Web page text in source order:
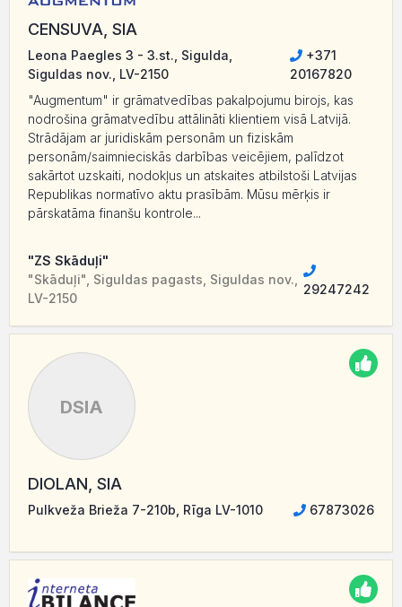
CENSUVA, SIA
Leona Paegles 3 - 3.st., Sigulda,
Siguldas nov., LV-2150
+371
20167820
"Augmentum" ir grāmatvedības pakalpojumu birojs, kas
nodrošina grāmatvedību attālināti klientiem visā Latvijā.
Strādājam ar juridiskām personām un fiziskām
personām/saimnieciskās darbības veicējiem, palīdzot
sakārtot uzskaiti, nodokļus un atskaites atbilstoši Latvijas
Republikas normatīvo aktu prasībām. Mūsu mērķis ir
pārskatāma finanšu kontrole...
"ZS Skāduļi"
"Skāduļi", Siguldas pagasts, Siguldas nov.,
LV-2150
29247242
DSIA
DIOLAN, SIA
Pulkveža Brieža 7-210b, Rīga LV-1010 67873026